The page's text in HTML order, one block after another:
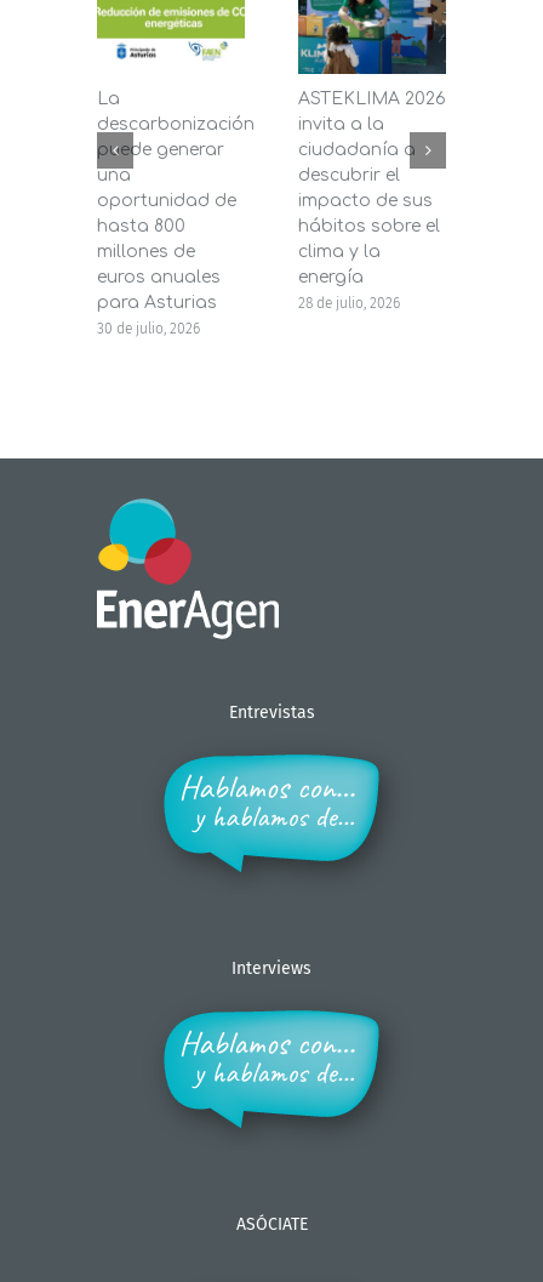
La
descarbonización
puede generar
una
oportunidad de
hasta 800
millones de
euros anuales
para Asturias
30 de julio, 2026
ASTEKLIMA 2026
invita a la
ciudadanía a
descubrir el
impacto de sus
hábitos sobre el
clima y la
energía
28 de julio, 2026
Entrevistas
Interviews
ASÓCIATE